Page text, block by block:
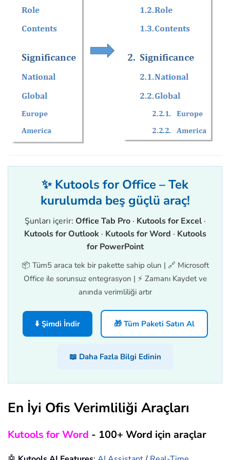
✨ Kutools for Office – Tek
kurulumda beş güçlü araç!
Şunları içerir: Office Tab Pro· Kutools for Excel·
Kutools for Outlook· Kutools for Word · Kutools
for PowerPoint
📦 Tüm5 araca tek bir pakette sahip olun | 🔗 Microsoft
Office ile sorunsuz entegrasyon | ⚡ Zamanı Kaydet ve
anında verimliliği artır
⬇️ Şimdi İndir 🎁 Tüm Paketi Satın Al
📖 Daha Fazla Bilgi Edinin
En İyi Ofis Verimliliği Araçları
Kutools for Word - 100+ Word için araçlar